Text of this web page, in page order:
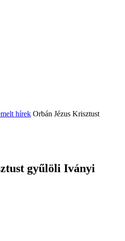
hírek Orbán Jézus Krisztust
gyűlöli Iványi